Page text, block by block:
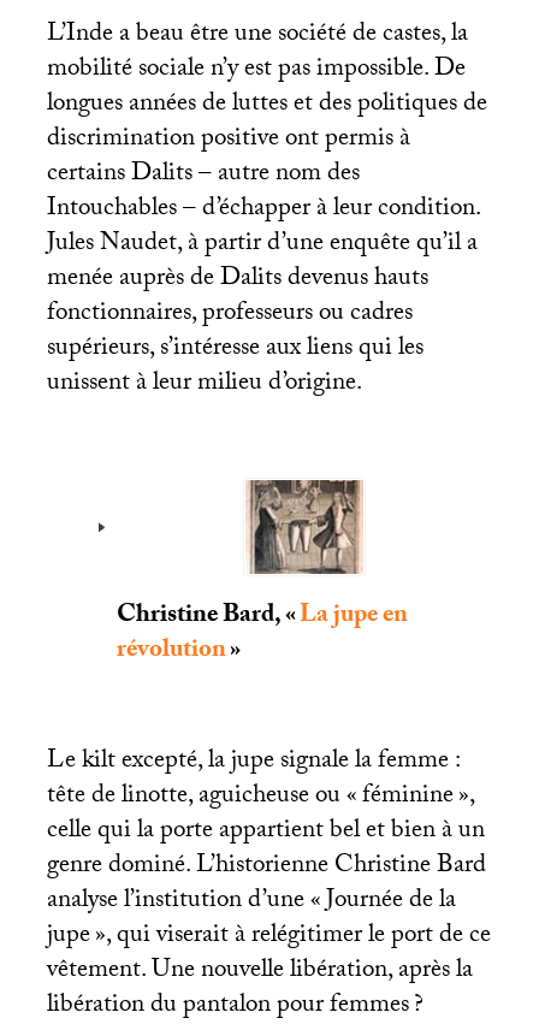
L’Inde a beau être une société de castes, la
mobilité sociale n’y est pas impossible. De
longues années de luttes et des politiques de
discrimination positive ont permis à
certains Dalits – autre nom des
Intouchables – d’échapper à leur condition.
Jules Naudet, à partir d’une enquête qu’il a
menée auprès de Dalits devenus hauts
fonctionnaires, professeurs ou cadres
supérieurs, s’intéresse aux liens qui les
unissent à leur milieu d’origine.
Christine Bard, «La jupe en
révolution»
Le kilt excepté, la jupe signale la femme :
tête de linotte, aguicheuse ou «féminine»,
celle qui la porte appartient bel et bien à un
genre dominé. L’historienne Christine Bard
analyse l’institution d’une «Journée de la
jupe», qui viserait à relégitimer le port de ce
vêtement. Une nouvelle libération, après la
libération du pantalon pour femmes?